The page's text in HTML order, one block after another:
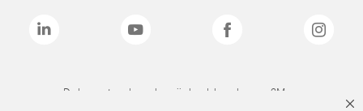
De bovenstaande merken zijn handelsmerken van 3M.we